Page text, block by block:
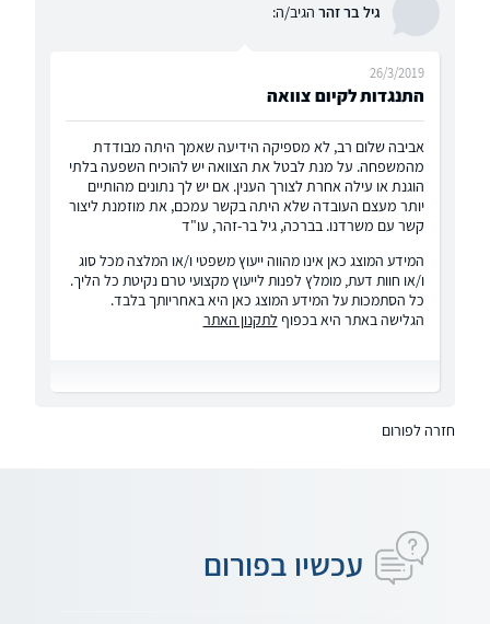
גיל בר זהר הגיב/ה:
התנגדות לקיום צוואה
26/3/2019
אביבה שלום רב, לא מספיקה הידיעה שאמך היתה מבודדת
מהמשפחה. על מנת לבטל את הצוואה יש להוכיח השפעה בלתי
הוגנת או עילה אחרת לצורך הענין. אם יש לך נתונים מהותיים
יותר מעצם העובדה שלא היתה בקשר עמכם, את מוזמנת ליצור
קשר עם משרדנו. בברכה, גיל בר-זהר, עו"ד
המידע המוצג כאן אינו מהווה ייעוץ משפטי ו/או המלצה מכל סוג
ו/או חוות דעת, מומלץ לפנות לייעוץ מקצועי טרם נקיטת כל הליך.
כל הסתמכות על המידע המוצג כאן היא באחריותך בלבד.
הגלישה באתר היא בכפוף לתקנון האתר
חזרה לפורום
עכשיו בפורום